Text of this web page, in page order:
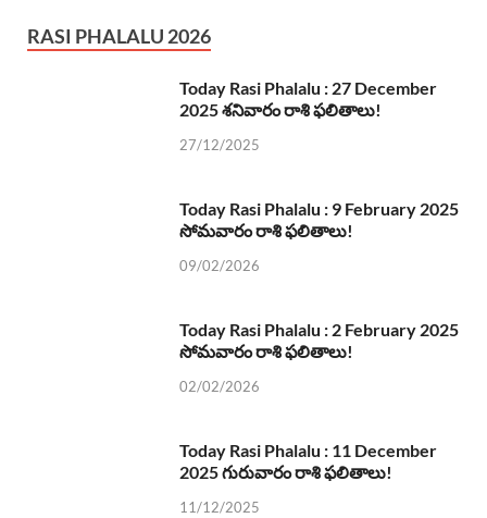
RASI PHALALU 2026
Today Rasi Phalalu : 27 December
2025 శనివారం రాశి ఫలితాలు!
27/12/2025
Today Rasi Phalalu : 9 February 2025
సోమవారం రాశి ఫలితాలు!
09/02/2026
Today Rasi Phalalu : 2 February 2025
సోమవారం రాశి ఫలితాలు!
02/02/2026
Today Rasi Phalalu : 11 December
2025 గురువారం రాశి ఫలితాలు!
11/12/2025